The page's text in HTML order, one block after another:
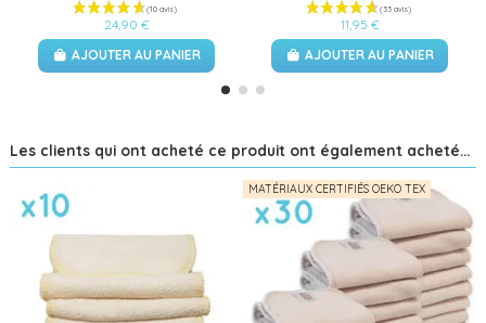
24,90 €
AJOUTER AU PANIER
11,95 €
AJOUTER AU PANIER
Les clients qui ont acheté ce produit ont également acheté...
MATÉRIAUX CERTIFIÉS OEKO TEX